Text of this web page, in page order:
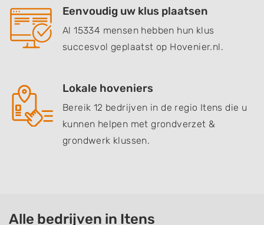
Eenvoudig uw klus plaatsen
Al 15334 mensen hebben hun klus
succesvol geplaatst op Hovenier.nl.
Lokale hoveniers
Bereik 12 bedrijven in de regio Itens die u
kunnen helpen met grondverzet &
grondwerk klussen.
Alle bedrijven in Itens